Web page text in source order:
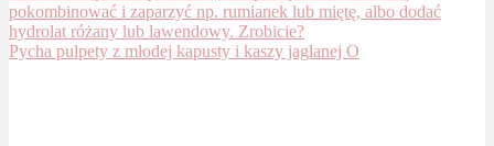
Pycha pulpety z młodej kapusty i kaszy jaglanej O